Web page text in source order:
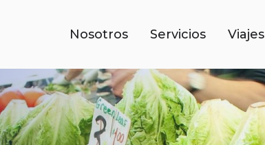
Nosotros Servicios Viajes